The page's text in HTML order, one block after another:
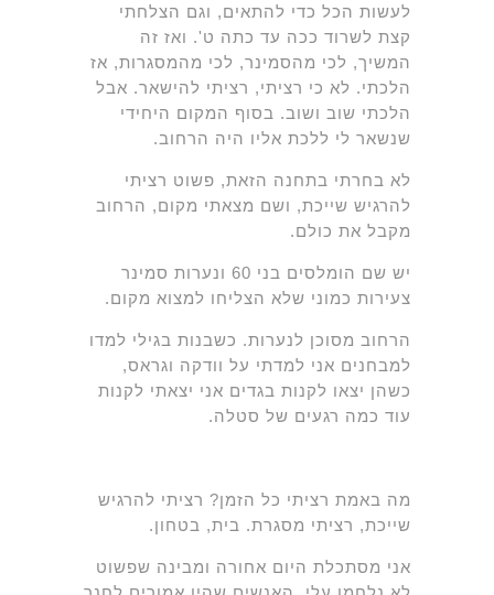
לעשות הכל כדי להתאים, וגם הצלחתי
קצת לשרוד ככה עד כתה ט'. ואז זה
המשיך, לכי מהסמינר, לכי מהמסגרות, אז
הלכתי. לא כי רציתי, רציתי להישאר. אבל
הלכתי שוב ושוב. בסוף המקום היחידי
שנשאר לי ללכת אליו היה הרחוב.
לא בחרתי בתחנה הזאת, פשוט רציתי
להרגיש שייכת, ושם מצאתי מקום, הרחוב
מקבל את כולם.
יש שם הומלסים בני 60 ונערות סמינר
צעירות כמוני שלא הצליחו למצוא מקום.
הרחוב מסוכן לנערות. כשבנות בגילי למדו
למבחנים אני למדתי על וודקה וגראס,
כשהן יצאו לקנות בגדים אני יצאתי לקנות
עוד כמה רגעים של סטלה.
מה באמת רציתי כל הזמן? רציתי להרגיש
שייכת, רציתי מסגרת. בית, בטחון.
אני מסתכלת היום אחורה ומבינה שפשוט